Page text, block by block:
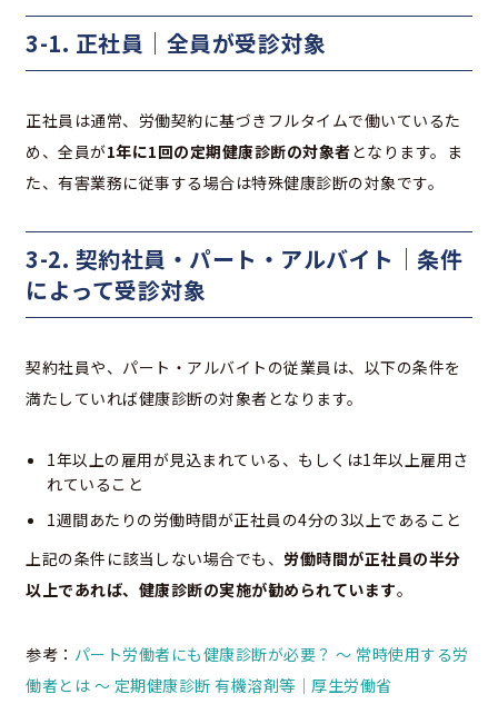
3-1. 正社員｜全員が受診対象
正社員は通常、労働契約に基づきフルタイムで働いているた
め、全員が1年に1回の定期健康診断の対象者となります。ま
た、有害業務に従事する場合は特殊健康診断の対象です。
3-2. 契約社員・パート・アルバイト｜条件
によって受診対象
契約社員や、パート・アルバイトの従業員は、以下の条件を
満たしていれば健康診断の対象者となります。
1年以上の雇用が見込まれている、もしくは1年以上雇用さ
れていること
1週間あたりの労働時間が正社員の4分の3以上であること
上記の条件に該当しない場合でも、 労働時間が正社員の半分
以上であれば、健康診断の実施が勧められています。
参考： パート労働者にも健康診断が必要？ ～ 常時使用する労
働者とは ～ 定期健康診断 有機溶剤等｜厚生労働省